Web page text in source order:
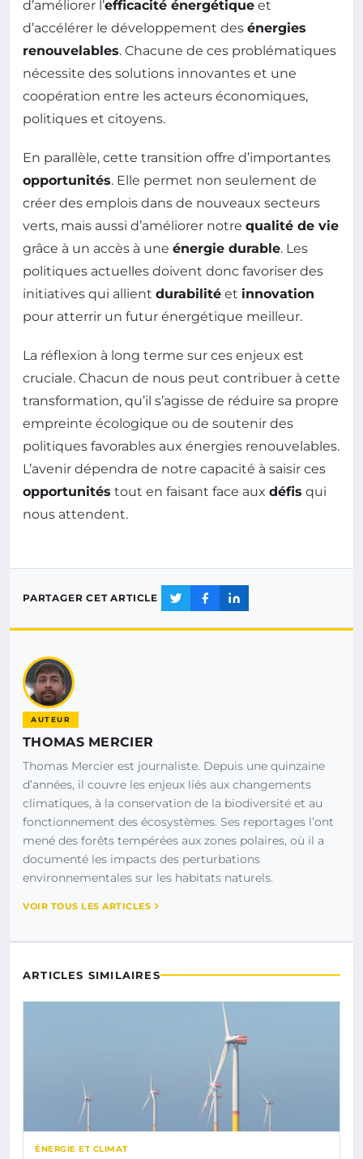
d’améliorer l’efficacité énergétique et
d’accélérer le développement des énergies
renouvelables. Chacune de ces problématiques
nécessite des solutions innovantes et une
coopération entre les acteurs économiques,
politiques et citoyens.
En parallèle, cette transition offre d’importantes
opportunités. Elle permet non seulement de
créer des emplois dans de nouveaux secteurs
verts, mais aussi d’améliorer notre qualité de vie
grâce à un accès à une énergie durable. Les
politiques actuelles doivent donc favoriser des
initiatives qui allient durabilité et innovation
pour atterrir un futur énergétique meilleur.
La réflexion à long terme sur ces enjeux est
cruciale. Chacun de nous peut contribuer à cette
transformation, qu’il s’agisse de réduire sa propre
empreinte écologique ou de soutenir des
politiques favorables aux énergies renouvelables.
L’avenir dépendra de notre capacité à saisir ces
opportunités tout en faisant face aux défis qui
nous attendent.
PARTAGER CET ARTICLE
AUTEUR
THOMAS MERCIER
Thomas Mercier est journaliste. Depuis une quinzaine
d’années, il couvre les enjeux liés aux changements
climatiques, à la conservation de la biodiversité et au
fonctionnement des écosystèmes. Ses reportages l’ont
mené des forêts tempérées aux zones polaires, où il a
documenté les impacts des perturbations
environnementales sur les habitats naturels.
VOIR TOUS LES ARTICLES
ARTICLES SIMILAIRES
ÉNERGIE ET CLIMAT